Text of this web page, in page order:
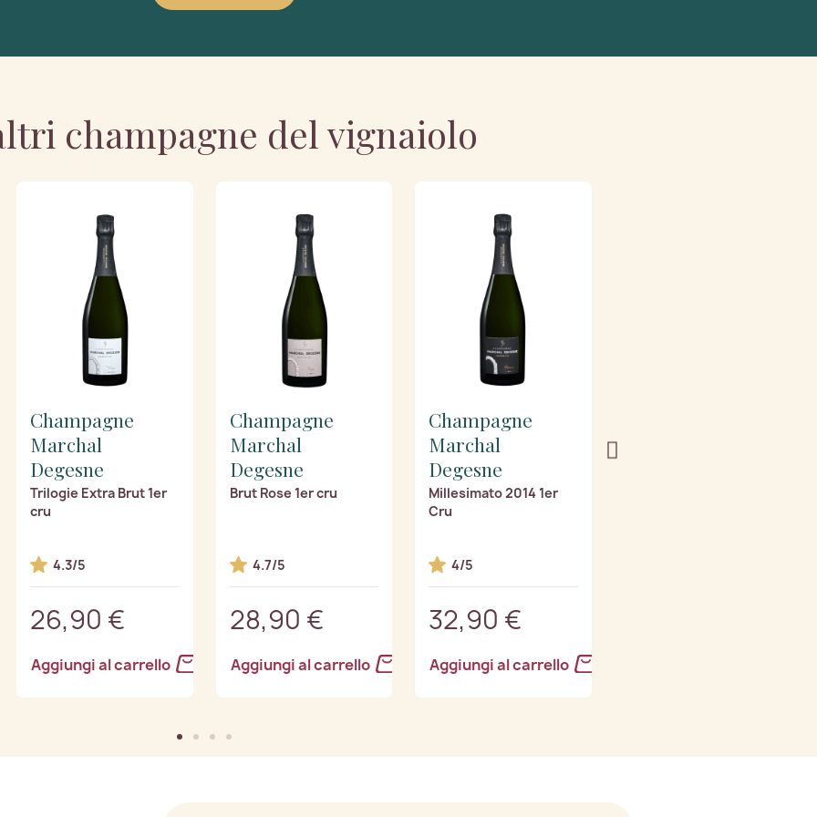
champagne del vignaiolo
Champagne
Marchal
Degesne
Trilogie Extra Brut 1er
cru
4.3/5
26,90 €
Aggiungi al carrello
Champagne
Marchal
Degesne
Brut Rose 1er cru
4.7/5
28,90 €
Aggiungi al carrello
Champagne
Marchal
Degesne
Millesimato 2014 1er
Cru
4/5
32,90 €
Aggiungi al carrello